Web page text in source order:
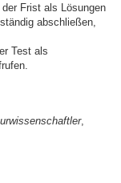
Frist als Lösungen
abschließen,
Test als
,